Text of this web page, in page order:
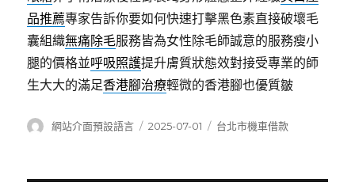
品推薦專家告訴你要如何快速打擊黑色素直接破壞毛
囊組織無痛除毛服務皆為女性除毛師誠意的服務瘦小
腿的價格並呼吸照護提升膚質狀態效對接受專業的師
生大大的滿足香港腳治療輕微的香港腳也優質皺
作
網站介面預設語言
發
2025-07-01
分
台北市機車借款